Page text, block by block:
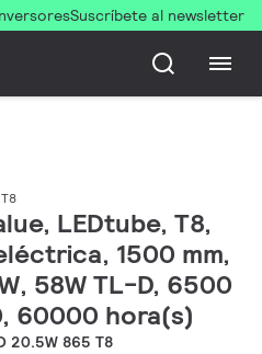
Suscríbete al newsletter
LEDtube, T8,
1500 mm,
58W TL-D, 6500
60000 hora(s)
20.5W 865 T8